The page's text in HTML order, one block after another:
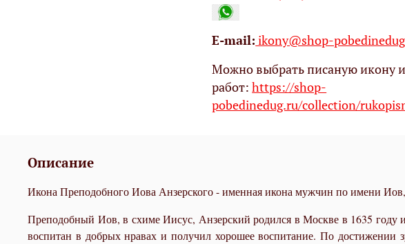
Е-mail: ikony@shop-
Можно выбрать писаную икону
работ:https://shop-
pobedinedug.ru/collection/
Описание
Икона Преподобного Иова Анзерского - именная икона мужчин по имени
Преподобный Иов, в схиме Иисус, Анзерский родился в Москве в 1635 году
воспитан в добрых нравах и получил хорошее воспитание. По достижении